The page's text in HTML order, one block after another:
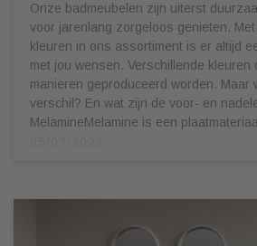
Onze badmeubelen zijn uiterst
voor jarenlang zorgeloos genieten.
kleuren in ons assortiment is er altijd
met jou wensen. Verschillende kleuren
manieren geproduceerd worden. Maar
verschil? En wat zijn de voor- en
MelamineMelamine is een